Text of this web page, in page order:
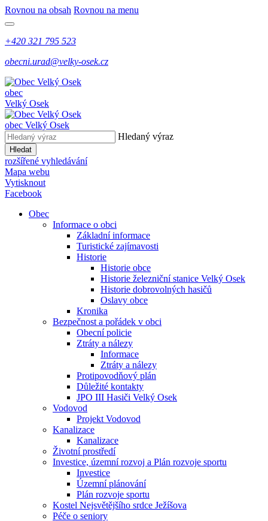
Rovnou na obsah Rovnou na menu
+420 321 795 523
obecni.urad@velky-osek.cz
obec
Velký Osek
obec Velký Osek
Hledaný výraz
Hledat
rozšířené vyhledávání
Mapa webu
Vytisknout
Facebook
Obec
Informace o obci
Základní informace
Turistické zajímavosti
Historie
Historie obce
Historie železniční stanice Velký Osek
Historie dobrovolných hasičů
Oslavy obce
Kronika
Bezpečnost a pořádek v obci
Obecní policie
Ztráty a nálezy
Informace
Ztráty a nálezy
Protipovodňový plán
Důležité kontakty
JPO III Hasiči Velký Osek
Vodovod
Projekt Vodovod
Kanalizace
Kanalizace
Životní prostředí
Investice, územní rozvoj a Plán rozvoje sportu
Investice
Územní plánování
Plán rozvoje sportu
Kostel Nejsvětějšího srdce Ježíšova
Péče o seniory